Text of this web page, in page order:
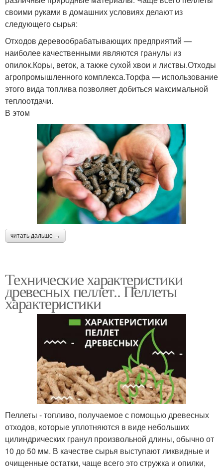
своими руками в домашних условиях делают из
следующего сырья:
Отходов деревообрабатывающих предприятий —
наиболее качественными являются гранулы из
опилок.Коры, веток, а также сухой хвои и листвы.Отходы
агропромышленного комплекса.Торфа — использование
этого вида топлива позволяет добиться максимальной
теплоотдачи.
В этом
читать дальше →
Технические характеристики
древесных пеллет.. Пеллеты
характеристики
Пеллеты - топливо, получаемое с помощью древесных
отходов, которые уплотняются в виде небольших
цилиндрических гранул произвольной длины, обычно от
10 до 50 мм. В качестве сырья выступают ликвидные и
очищенные остатки, чаще всего это стружка и опилки,